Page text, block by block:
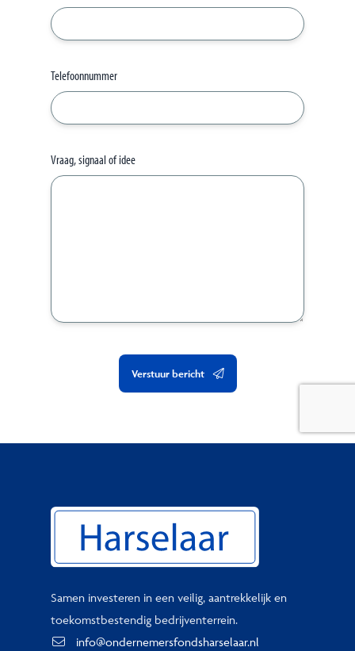
Telefoonnummer
Vraag, signaal of idee
Verstuur bericht
Samen investeren in een veilig, aantrekkelijk en
toekomstbestendig bedrijventerrein.
info@ondernemersfondsharselaar.nl